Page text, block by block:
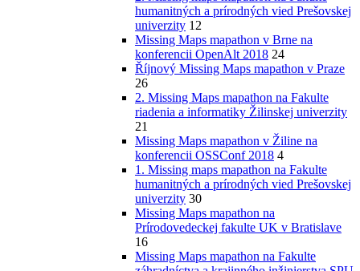
humanitných a prírodných vied Prešovskej
univerzity 12
Missing Maps mapathon v Brne na
konferencii OpenAlt 2018 24
Říjnový Missing Maps mapathon v Praze
26
2. Missing Maps mapathon na Fakulte
riadenia a informatiky Žilinskej univerzity
21
Missing Maps mapathon v Žiline na
konferencii OSSConf 2018 4
1. Missing maps mapathon na Fakulte
humanitných a prírodných vied Prešovskej
univerzity 30
Missing Maps mapathon na
Prírodovedeckej fakulte UK v Bratislave
16
Missing Maps mapathon na Fakulte